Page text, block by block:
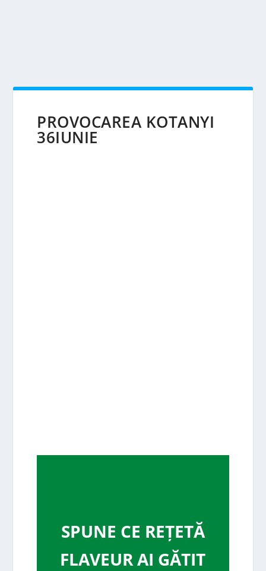
PROVOCAREA KOTANYI
36IUNIE
SPUNE CE REȚETĂ
FLAVEUR AI GĂTIT